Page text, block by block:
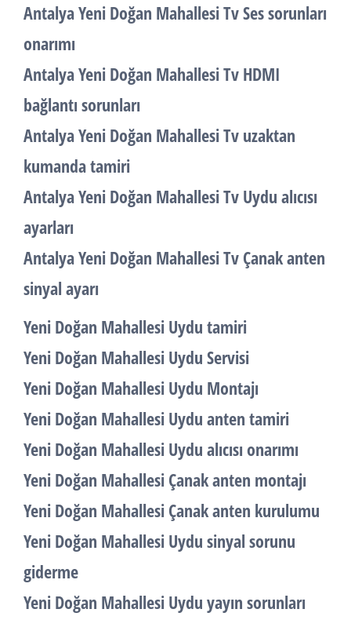
Antalya Yeni Doğan Mahallesi Tv Ses sorunları
onarımı
Antalya Yeni Doğan Mahallesi Tv HDMI
bağlantı sorunları
Antalya Yeni Doğan Mahallesi Tv uzaktan
kumanda tamiri
Antalya Yeni Doğan Mahallesi Tv Uydu alıcısı
ayarları
Antalya Yeni Doğan Mahallesi Tv Çanak anten
sinyal ayarı
Yeni Doğan Mahallesi Uydu tamiri
Yeni Doğan Mahallesi Uydu Servisi
Yeni Doğan Mahallesi Uydu Montajı
Yeni Doğan Mahallesi Uydu anten tamiri
Yeni Doğan Mahallesi Uydu alıcısı onarımı
Yeni Doğan Mahallesi Çanak anten montajı
Yeni Doğan Mahallesi Çanak anten kurulumu
Yeni Doğan Mahallesi Uydu sinyal sorunu
giderme
Yeni Doğan Mahallesi Uydu yayın sorunları